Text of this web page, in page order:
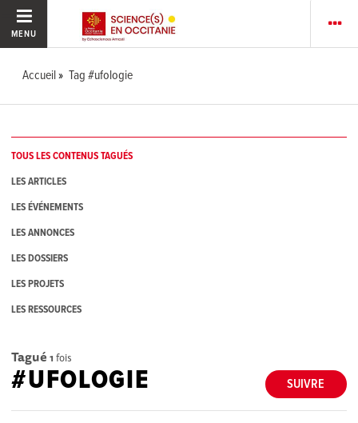
MENU
Accueil Tag #ufologie
TOUS LES CONTENUS TAGUÉS
LES ARTICLES
LES ÉVÉNEMENTS
LES ANNONCES
LES DOSSIERS
LES PROJETS
LES RESSOURCES
Tagué 1 fois
SUIVRE
#UFOLOGIE